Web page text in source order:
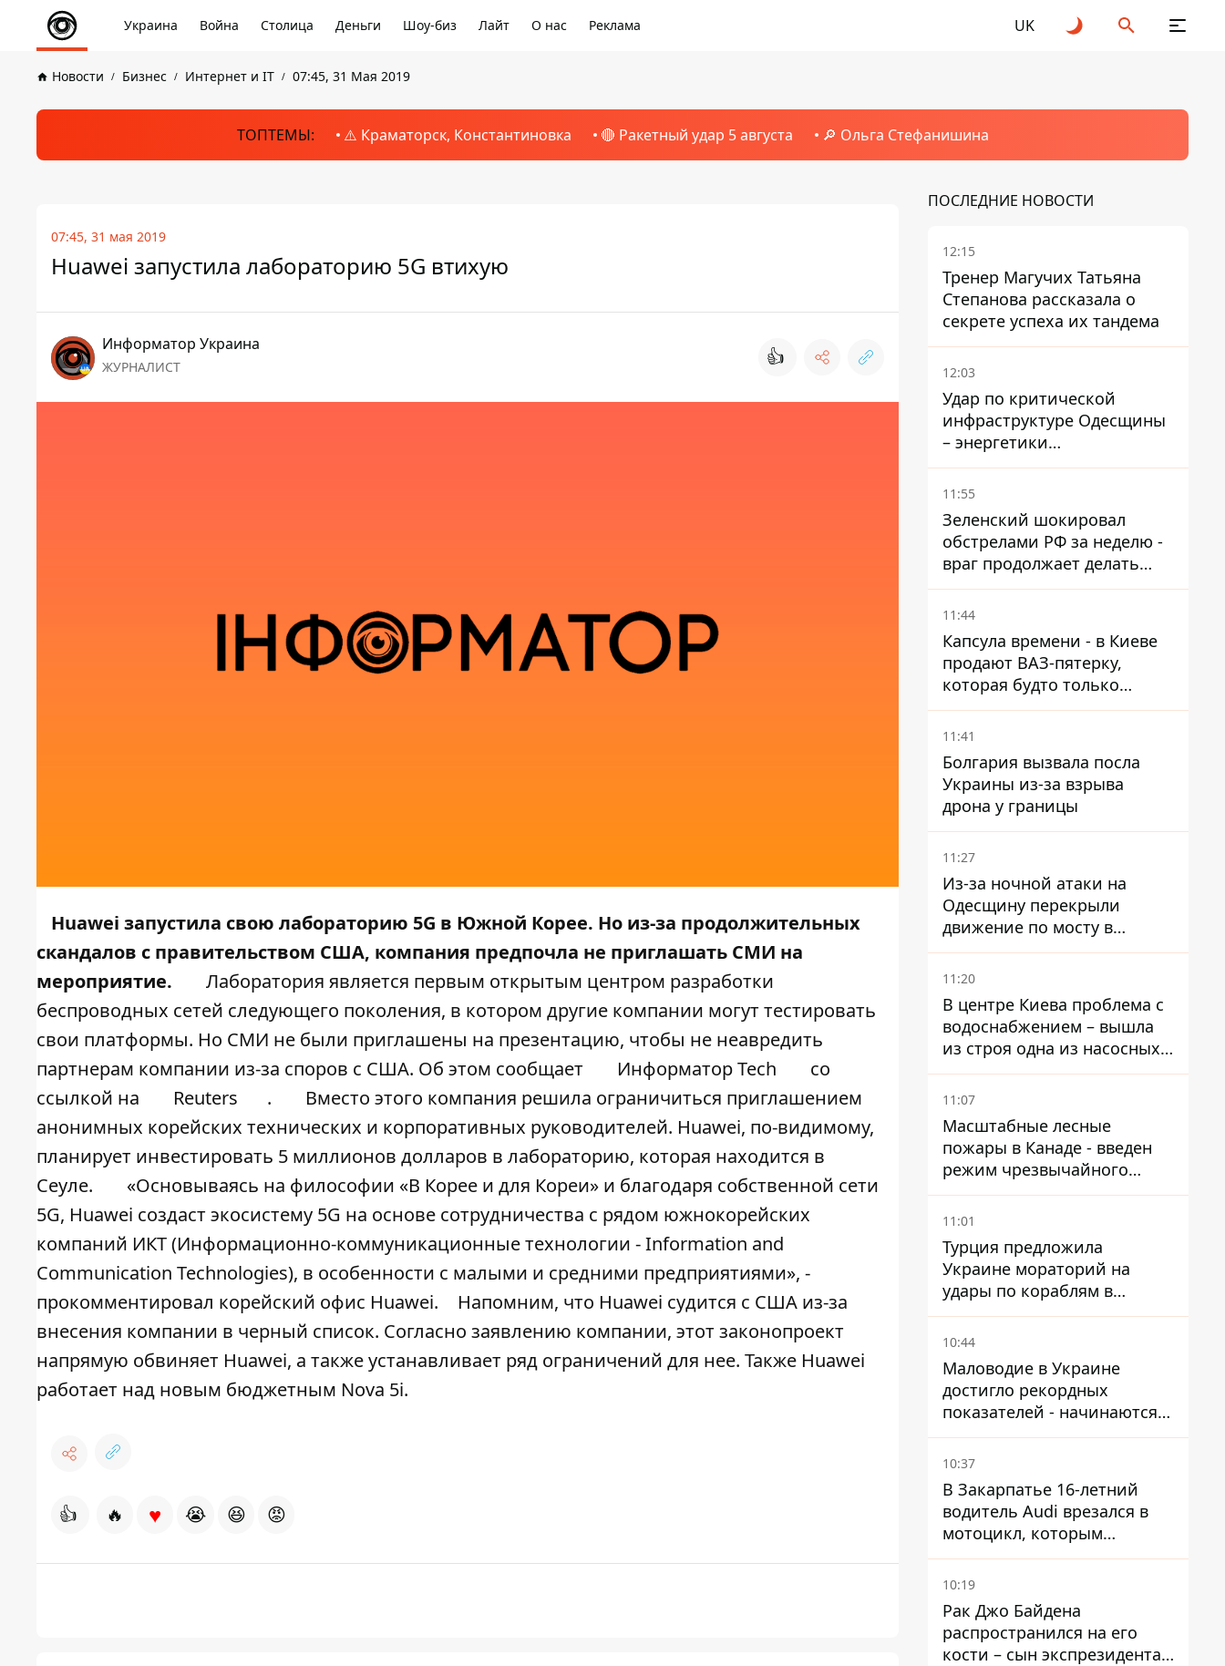
Украина Война Столица Деньги Шоу-биз Лайт О нас Реклама UK
Новости Бизнес Интернет и IT 07:45, 31 Мая 2019
ТОПТЕМЫ: ⚠️ Краматорск, Константиновка 🔴 Ракетный удар 5 августа 🔎 Ольга Стефанишина
07:45, 31 мая 2019
Huawei запустила лабораторию 5G втихую
Информатор Украина
ЖУРНАЛИСТ 👍
Huawei запустила свою лабораторию 5G в Южной Корее. Но из-за продолжительных
скандалов с правительством США, компания предпочла не приглашать СМИ на
мероприятие.
Лаборатория является первым открытым центром разработки
беспроводных сетей следующего поколения, в котором другие компании могут тестировать
свои платформы. Но СМИ не были приглашены на презентацию, чтобы не неавредить
партнерам компании из-за споров с США. Об этом сообщает
Информатор Tech
со
ссылкой на
Reuters .
Вместо этого компания решила ограничиться приглашением
анонимных корейских технических и корпоративных руководителей. Huawei, по-видимому,
планирует инвестировать 5 миллионов долларов в лабораторию, которая находится в
Сеуле.
«Основываясь на философии «В Корее и для Кореи» и благодаря собственной сети
5G, Huawei создаст экосистему 5G на основе сотрудничества с рядом южнокорейских
компаний ИКТ (Информационно-коммуникационные технологии - Information and
Communication Technologies), в особенности с малыми и средними предприятиями», -
прокомментировал корейский офис Huawei.
Напомним, что Huawei судится с США из-за
внесения компании в черный список. Согласно заявлению компании, этот законопроект
напрямую обвиняет Huawei, а также устанавливает ряд ограничений для нее. Также Huawei
работает над новым бюджетным Nova 5i.
👍 🔥 ♥ 😭 😆 😡
ПОСЛЕДНИЕ НОВОСТИ
12:15
Тренер Магучих Татьяна
Степанова рассказала о
секрете успеха их тандема
12:03
Удар по критической
инфраструктуре Одесщины
– энергетики
восстанавливают свет
11:55
Зеленский шокировал
обстрелами РФ за неделю -
враг продолжает делать
ставку на баллистический
террор
11:44
Капсула времени - в Киеве
продают ВАЗ-пятерку,
которая будто только
сошла с конвейера
11:41
Болгария вызвала посла
Украины из-за взрыва
дрона у границы
11:27
Из-за ночной атаки на
Одесщину перекрыли
движение по мосту в
Маяках - подробности от
ГНСУ
11:20
В центре Киева проблема с
водоснабжением – вышла
из строя одна из насосных
станций
11:07
Масштабные лесные
пожары в Канаде - введен
режим чрезвычайного
положения, выехали более
20 тысяч человек
11:01
Турция предложила
Украине мораторий на
удары по кораблям в
Черном море
10:44
Маловодие в Украине
достигло рекордных
показателей - начинаются
ограничения
водоснабжения
10:37
В Закарпатье 16-летний
водитель Audi врезался в
мотоцикл, которым
управлял 10-летний
мальчик
10:19
Рак Джо Байдена
распространился на его
кости – сын экспрезидента